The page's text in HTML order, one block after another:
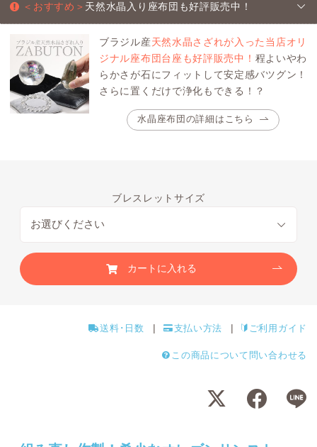
＜おすすめ＞ 天然水晶入り座布団も好評販売中！
ブラジル産天然水晶さざれが入った当店オリ
ジナル座布団台座も好評販売中！ 程よいやわ
らかさが石にフィットして安定感バツグン！
さらに置くだけで浄化もできる！？
水晶座布団の詳細はこちら
ブレスレットサイズ
カートに入れる
送料･日数 支払い方法 ご利用ガイド
この商品について問い合わせる